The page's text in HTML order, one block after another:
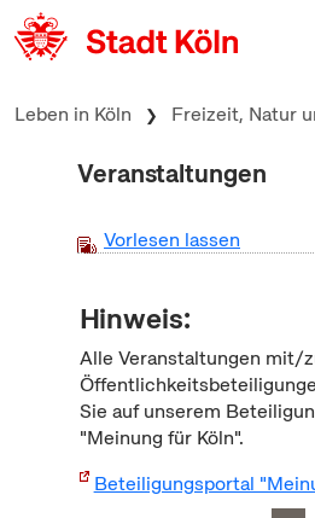
zum Inhalt springen
Leben in Köln Freizeit, Natur
Veranstaltungen
Vorlesen lassen
Hinweis:
Alle Veranstaltungen mit/
Sie auf unserem
"Meinung für Köln".
Beteiligungsportal